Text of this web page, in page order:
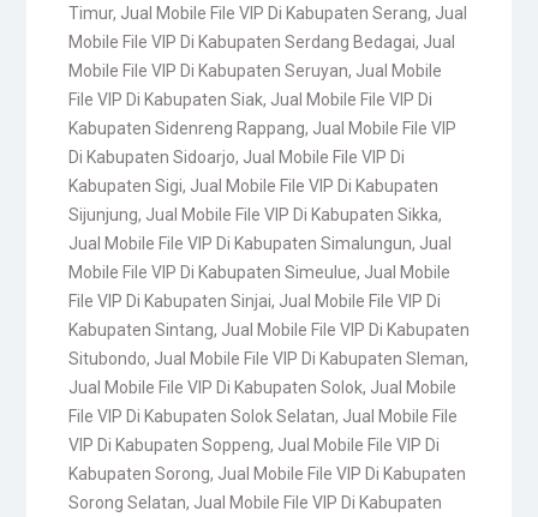
Timur, Jual Mobile File VIP Di Kabupaten Serang, Jual
Mobile File VIP Di Kabupaten Serdang Bedagai, Jual
Mobile File VIP Di Kabupaten Seruyan, Jual Mobile
File VIP Di Kabupaten Siak, Jual Mobile File VIP Di
Kabupaten Sidenreng Rappang, Jual Mobile File VIP
Di Kabupaten Sidoarjo, Jual Mobile File VIP Di
Kabupaten Sigi, Jual Mobile File VIP Di Kabupaten
Sijunjung, Jual Mobile File VIP Di Kabupaten Sikka,
Jual Mobile File VIP Di Kabupaten Simalungun, Jual
Mobile File VIP Di Kabupaten Simeulue, Jual Mobile
File VIP Di Kabupaten Sinjai, Jual Mobile File VIP Di
Kabupaten Sintang, Jual Mobile File VIP Di Kabupaten
Situbondo, Jual Mobile File VIP Di Kabupaten Sleman,
Jual Mobile File VIP Di Kabupaten Solok, Jual Mobile
File VIP Di Kabupaten Solok Selatan, Jual Mobile File
VIP Di Kabupaten Soppeng, Jual Mobile File VIP Di
Kabupaten Sorong, Jual Mobile File VIP Di Kabupaten
Sorong Selatan, Jual Mobile File VIP Di Kabupaten